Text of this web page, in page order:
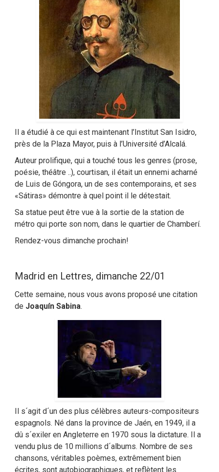
Il a étudié à ce qui est maintenant l’Institut San Isidro,
près de la Plaza Mayor, puis à l’Université d’Alcalá.
Auteur prolifique, qui a touché tous les genres (prose,
poésie, théâtre ..), courtisan, il était un ennemi acharné
de Luis de Góngora, un de ses contemporains, et ses
«Sátiras» démontre à quel point il le détestait.
Sa statue peut être vue à la sortie de la station de
métro qui porte son nom, dans le quartier de Chamberí.
Rendez-vous dimanche prochain!
Madrid en Lettres, dimanche 22/01
Cette semaine, nous vous avons proposé une citation
de Joaquín Sabina.
Il s´agit d´un des plus célèbres auteurs-compositeurs
espagnols. Né dans la province de Jaén, en 1949, il a
dû s´exiler en Angleterre en 1970 sous la dictature. Il a
vendu plus de 10 millions d´albums. Nombre de ses
chansons, véritables poèmes, extrêmement bien
écrites, sont autobiographiques, et reflètent les